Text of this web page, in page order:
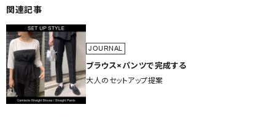
関連記事
JOURNAL
ブラウス×パンツで完成する
大人のセットアップ提案